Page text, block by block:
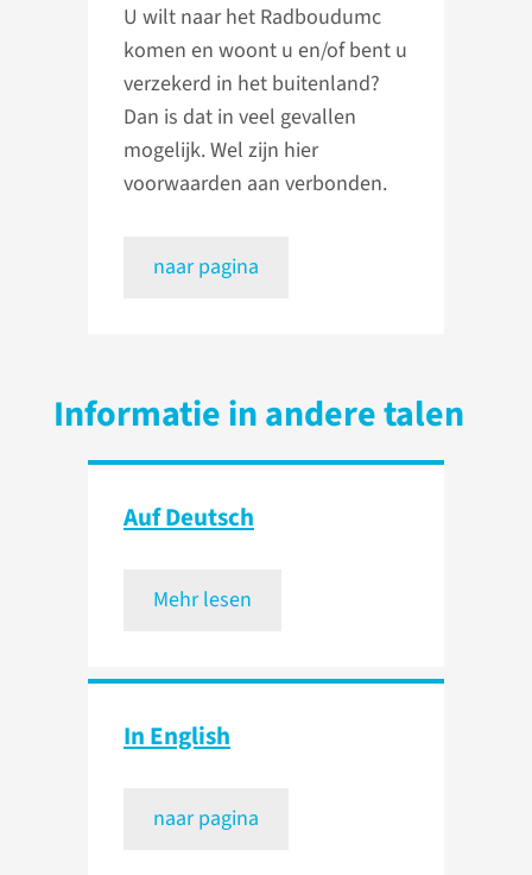
U wilt naar het Radboudumc
komen en woont u en/of bent u
verzekerd in het buitenland?
Dan is dat in veel gevallen
mogelijk. Wel zijn hier
voorwaarden aan verbonden.
naar pagina
Informatie in andere talen
Auf Deutsch
Mehr lesen
In English
naar pagina